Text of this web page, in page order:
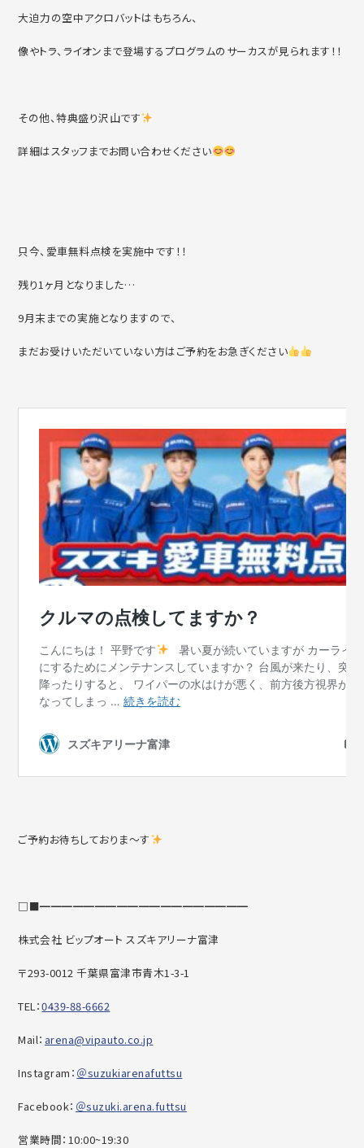
大迫力の空中アクロバットはもちろん、
像やトラ、ライオンまで登場するプログラムのサーカスが見られます！！
その他、特典盛り沢山です
詳細はスタッフまでお問い合わせください
只今、愛車無料点検を実施中です！！
残り1ヶ月となりました…
9月末までの実施となりますので、
まだお受けいただいていない方はご予約をお急ぎください
ご予約お待ちしておりま～す
□■━━━━━━━━━━━━━━━━━━━
株式会社 ビップオート スズキアリーナ富津
〒293-0012 千葉県富津市青木1-3-1
TEL：0439-88-6662
Mail： arena@vipauto.co.jp
Instagram： ＠suzukiarenafuttsu
Facebook： ＠suzuki.arena.futtsu
営業時間：10:00~19:30